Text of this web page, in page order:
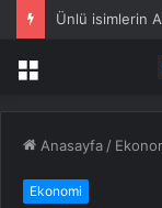
Menü
Anasayfa /
Ekonomi